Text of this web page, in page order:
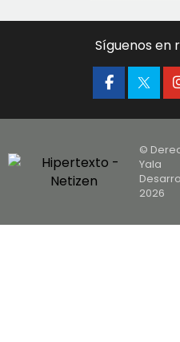
Síguenos en
©
Yala
2026